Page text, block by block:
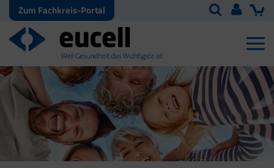
Zum Fachkreis-Portal